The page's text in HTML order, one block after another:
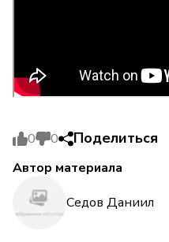
0 0 Поделиться
Автор материала
Седов Даниил